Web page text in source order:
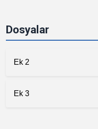
Dosyalar
Ek 2
Ek 3